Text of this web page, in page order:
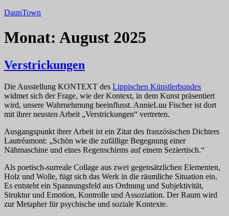
Zum
springen
DaunTown
Monat: August 2025
Verstrickungen
Die Ausstellung KONTEXT des Lippischen Künstlerbundes
widmet sich der Frage, wie der Kontext, in dem Kunst präsentiert
wird, unsere Wahrnehmung beeinflusst. AnnieLuu Fischer ist dort
mit ihrer neusten Arbeit „Verstrickungen“ vertreten.
Ausgangspunkt ihrer Arbeit ist ein Zitat des französischen Dichters
Lautréamont: „Schön wie die zufällige Begegnung einer
Nähmaschine und eines Regenschirms auf einem Seziertisch.“
Als poetisch-surreale Collage aus zwei gegensätzlichen Elementen,
Holz und Wolle, fügt sich das Werk in die räumliche Situation ein.
Es entsteht ein Spannungsfeld aus Ordnung und Subjektivität,
Struktur und Emotion, Kontrolle und Assoziation. Der Raum wird
zur Metapher für psychische und soziale Kontexte.